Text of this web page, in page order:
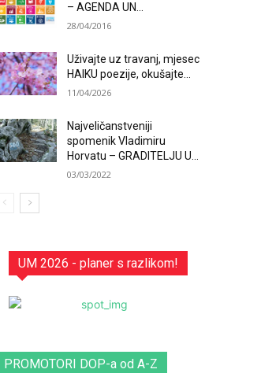
– AGENDA UN...
28/04/2016
Uživajte uz travanj, mjesec
HAIKU poezije, okušajte...
11/04/2026
Najveličanstveniji
spomenik Vladimiru
Horvatu – GRADITELJU U...
03/03/2022
UM 2026 - planer s razlikom!
PROMOTORI DOP-a od A-Z